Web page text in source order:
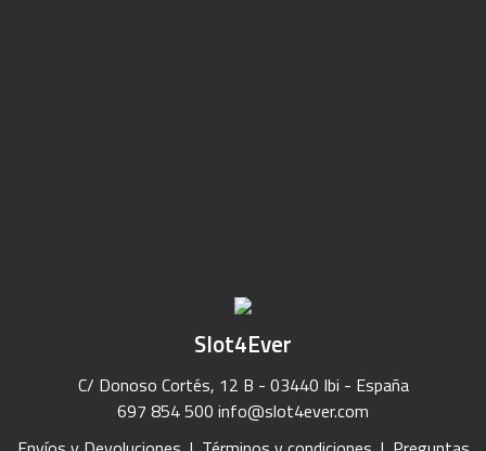
Slot4Ever
C/ Donoso Cortés, 12 B - 03440 Ibi - España
697 854 500 info@slot4ever.com